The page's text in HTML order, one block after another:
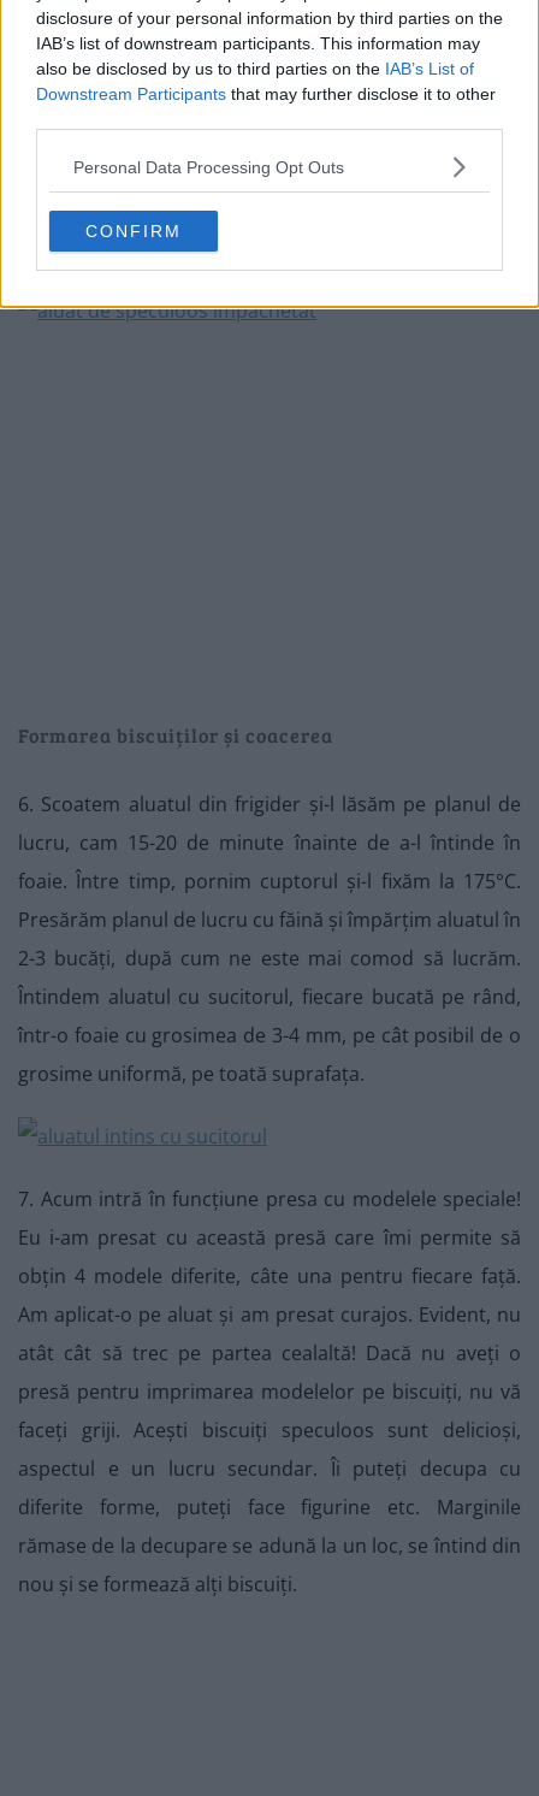
disclosure of your personal information by third parties on the
IAB’s list of downstream participants. This information may
also be disclosed by us to third parties on the IAB’s List of
Downstream Participants that may further disclose it to other
Personal Data Processing Opt Outs
CONFIRM
5. Întindem pe planul de lucru o bucată mare de folie
alimentară. Răsturnăm pe aceasta toate firmiturile din
castron și le adunăm laolaltă. Frământăm un pic cu
mâinile, mai degrabă presăm totul până când obținem
un aluat compact. Aplatizăm aluatul și-l dăm la frigider
pentru cel puțin 30 de minute. Aluatul de biscuiți
speculoos se poate lăsa până la 24 de ore la frigider.
Formarea biscuiților și coacerea
6. Scoatem aluatul din frigider și-l lăsăm pe planul de
lucru, cam 15-20 de minute înainte de a-l întinde în
foaie. Între timp, pornim cuptorul și-l fixăm la 175°C.
Presărăm planul de lucru cu făină și împărțim aluatul în
2-3 bucăți, după cum ne este mai comod să lucrăm.
Întindem aluatul cu sucitorul, fiecare bucată pe rând,
într-o foaie cu grosimea de 3-4 mm, pe cât posibil de o
grosime uniformă, pe toată suprafața.
7. Acum intră în funcțiune presa cu modelele speciale!
Eu i-am presat cu această presă care îmi permite să
obțin 4 modele diferite, câte una pentru fiecare față.
Am aplicat-o pe aluat și am presat curajos. Evident, nu
atât cât să trec pe partea cealaltă! Dacă nu aveți o
presă pentru imprimarea modelelor pe biscuiți, nu vă
faceți griji. Acești biscuiți speculoos sunt delicioși,
aspectul e un lucru secundar. Îi puteți decupa cu
diferite forme, puteți face figurine etc. Marginile
rămase de la decupare se adună la un loc, se întind din
nou și se formează alți biscuiți.